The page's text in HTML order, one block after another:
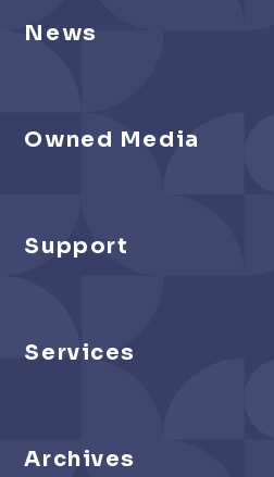
News
Owned Media
Support
Services
Archives